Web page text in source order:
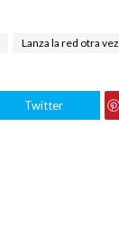
Lanza la red otra vez
Twitter